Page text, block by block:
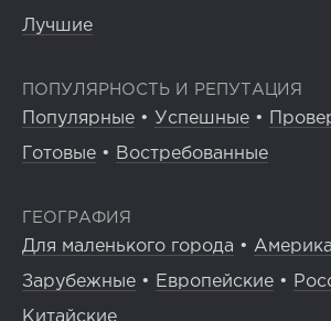
Лучшие
ПОПУЛЯРНОСТЬ И РЕПУТАЦИЯ
Популярные • Успешные •
Готовые • Востребованные
ГЕОГРАФИЯ
Для маленького города •
Зарубежные • Европейские •
Китайские